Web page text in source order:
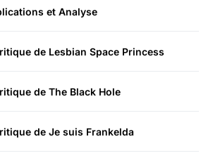
et Analyse
de Lesbian Space Princess
de The Black Hole
de Je suis Frankelda